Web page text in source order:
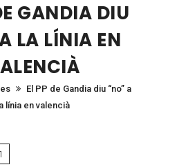
GANDIA DIU
LA LÍNIA EN
El PP de Gandia diu “no” a
la línia en valencià